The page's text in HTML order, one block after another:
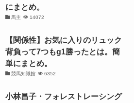
にまとめ。
馬主 14072
【関係性】お気に入りのリュック
背負って7つもg1勝ったとは。簡
単にまとめ。
競馬知識館 6352
小林昌子・フォレストレーシング